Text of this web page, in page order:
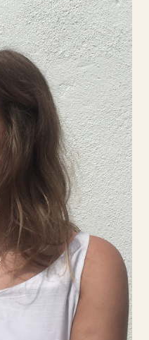
Lost & found
Kasia Bragiel
gráfica e de produto
se entre o seu
na Ericeira,
a intuição e a
projeto Lost & Found
local e técnicas
com inovação e
Foca-se numa prática
e consciente,
ligação profunda com o
disponíveis e os
processos manuais.